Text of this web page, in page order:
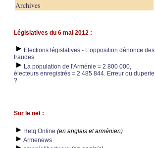
Archives
Législatives du 6 mai 2012 :
Elections législatives - L’opposition dénonce des
fraudes
La population de l'Arménie = 2 800 000,
électeurs enregistrés = 2 485 844. Erreur ou duperie
?
Sur le net :
Hetq Online (en anglais et arménien)
Armenews